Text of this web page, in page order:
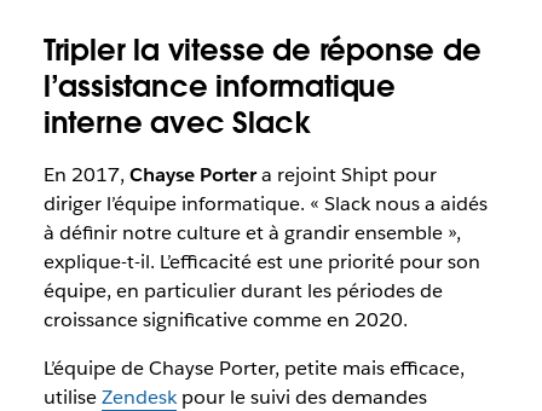
Tripler la vitesse de réponse de
l’assistance informatique
interne avec Slack
En 2017, Chayse Portera rejoint Shipt pour
diriger l’équipe informatique. « Slack nous a aidés
à définir notre culture et à grandir ensemble »,
explique-t-il. L’efficacité est une priorité pour son
équipe, en particulier durant les périodes de
croissance significative comme en 2020.
L’équipe de Chayse Porter, petite mais efficace,
utiliseZendeskpour le suivi des demandes